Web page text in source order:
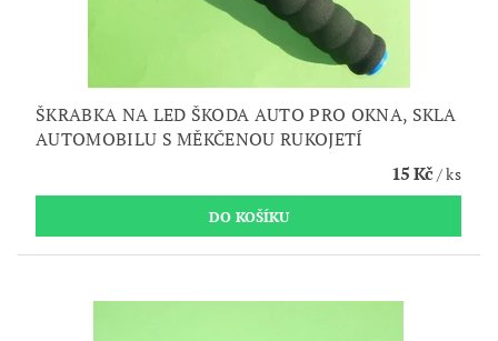
ŠKRABKA NA LED ŠKODA AUTO PRO OKNA, SKLA
AUTOMOBILU S MĚKČENOU RUKOJETÍ
15 Kč/ ks